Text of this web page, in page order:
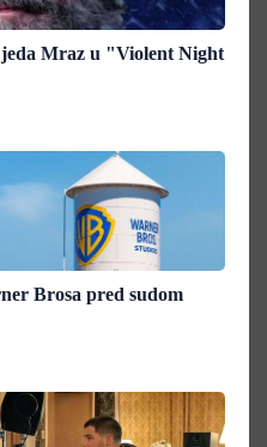
Mraz u "Violent Night
Brosa pred sudom